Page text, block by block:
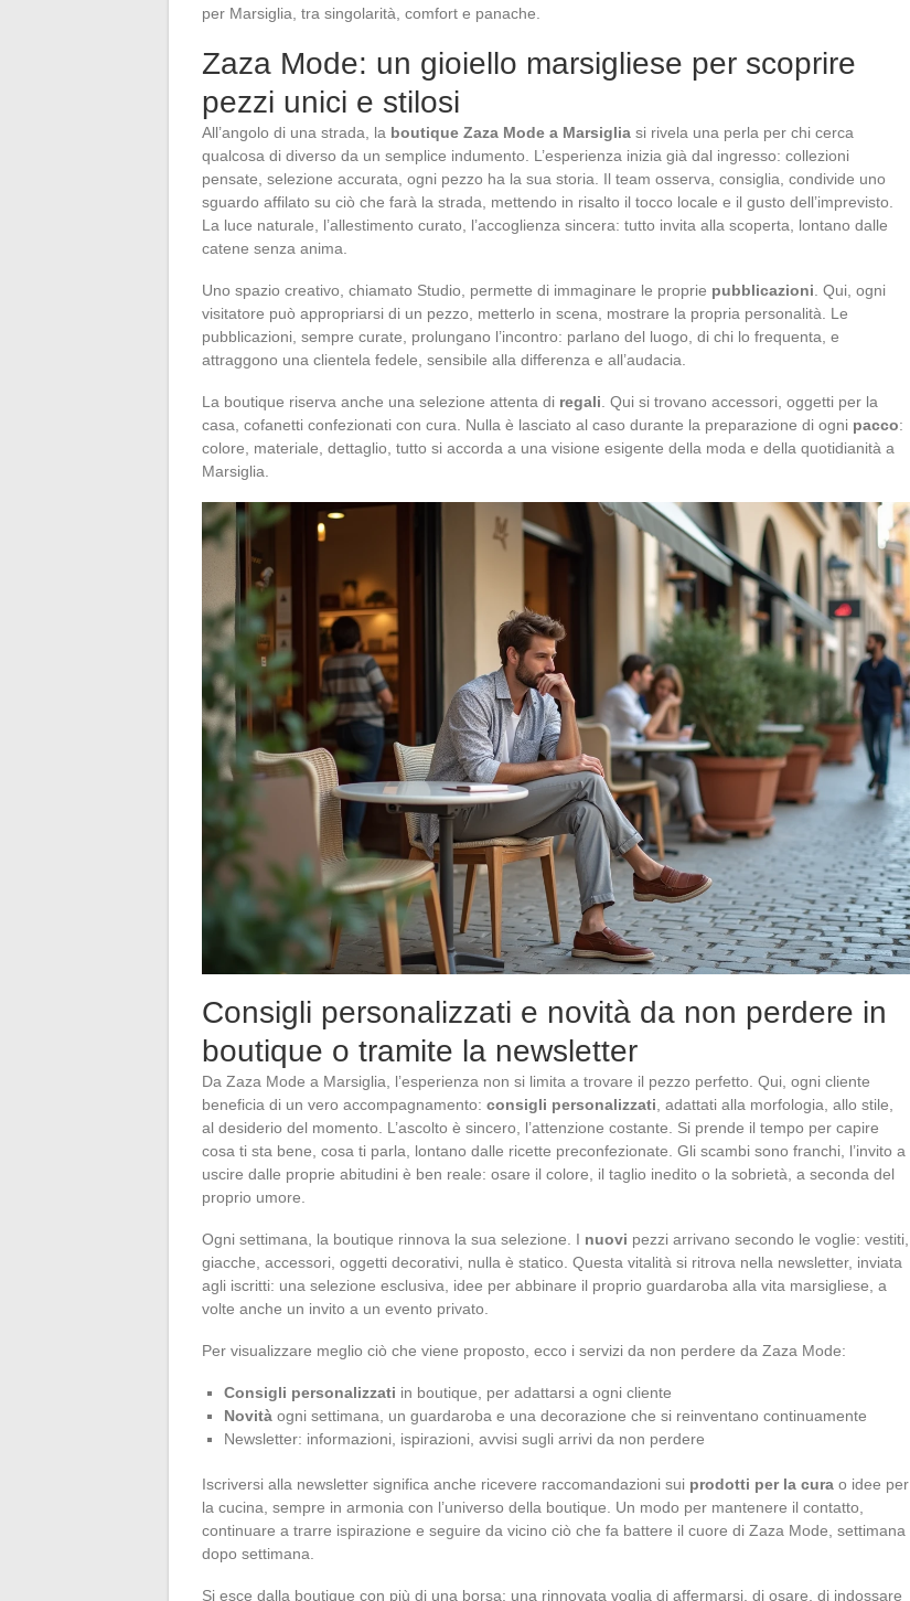
per Marsiglia, tra singolarità, comfort e panache.
Zaza Mode: un gioiello marsigliese per scoprire
pezzi unici e stilosi
All’angolo di una strada, la boutique Zaza Mode a Marsiglia si rivela una perla per chi cerca
qualcosa di diverso da un semplice indumento. L’esperienza inizia già dal ingresso: collezioni
pensate, selezione accurata, ogni pezzo ha la sua storia. Il team osserva, consiglia, condivide uno
sguardo affilato su ciò che farà la strada, mettendo in risalto il tocco locale e il gusto dell’imprevisto.
La luce naturale, l’allestimento curato, l’accoglienza sincera: tutto invita alla scoperta, lontano dalle
catene senza anima.
Uno spazio creativo, chiamato Studio, permette di immaginare le proprie pubblicazioni . Qui, ogni
visitatore può appropriarsi di un pezzo, metterlo in scena, mostrare la propria personalità. Le
pubblicazioni, sempre curate, prolungano l’incontro: parlano del luogo, di chi lo frequenta, e
attraggono una clientela fedele, sensibile alla differenza e all’audacia.
La boutique riserva anche una selezione attenta di regali . Qui si trovano accessori, oggetti per la
casa, cofanetti confezionati con cura. Nulla è lasciato al caso durante la preparazione di ogni pacco:
colore, materiale, dettaglio, tutto si accorda a una visione esigente della moda e della quotidianità a
Marsiglia.
Consigli personalizzati e novità da non perdere in
boutique o tramite la newsletter
Da Zaza Mode a Marsiglia, l’esperienza non si limita a trovare il pezzo perfetto. Qui, ogni cliente
beneficia di un vero accompagnamento: consigli personalizzati , adattati alla morfologia, allo stile,
al desiderio del momento. L’ascolto è sincero, l’attenzione costante. Si prende il tempo per capire
cosa ti sta bene, cosa ti parla, lontano dalle ricette preconfezionate. Gli scambi sono franchi, l’invito a
uscire dalle proprie abitudini è ben reale: osare il colore, il taglio inedito o la sobrietà, a seconda del
proprio umore.
Ogni settimana, la boutique rinnova la sua selezione. I nuovi pezzi arrivano secondo le voglie: vestiti,
giacche, accessori, oggetti decorativi, nulla è statico. Questa vitalità si ritrova nella newsletter, inviata
agli iscritti: una selezione esclusiva, idee per abbinare il proprio guardaroba alla vita marsigliese, a
volte anche un invito a un evento privato.
Per visualizzare meglio ciò che viene proposto, ecco i servizi da non perdere da Zaza Mode:
Consigli personalizzati in boutique, per adattarsi a ogni cliente
Novità ogni settimana, un guardaroba e una decorazione che si reinventano continuamente
Newsletter: informazioni, ispirazioni, avvisi sugli arrivi da non perdere
Iscriversi alla newsletter significa anche ricevere raccomandazioni sui prodotti per la cura o idee per
la cucina, sempre in armonia con l’universo della boutique. Un modo per mantenere il contatto,
continuare a trarre ispirazione e seguire da vicino ciò che fa battere il cuore di Zaza Mode, settimana
dopo settimana.
Si esce dalla boutique con più di una borsa: una rinnovata voglia di affermarsi, di osare, di indossare